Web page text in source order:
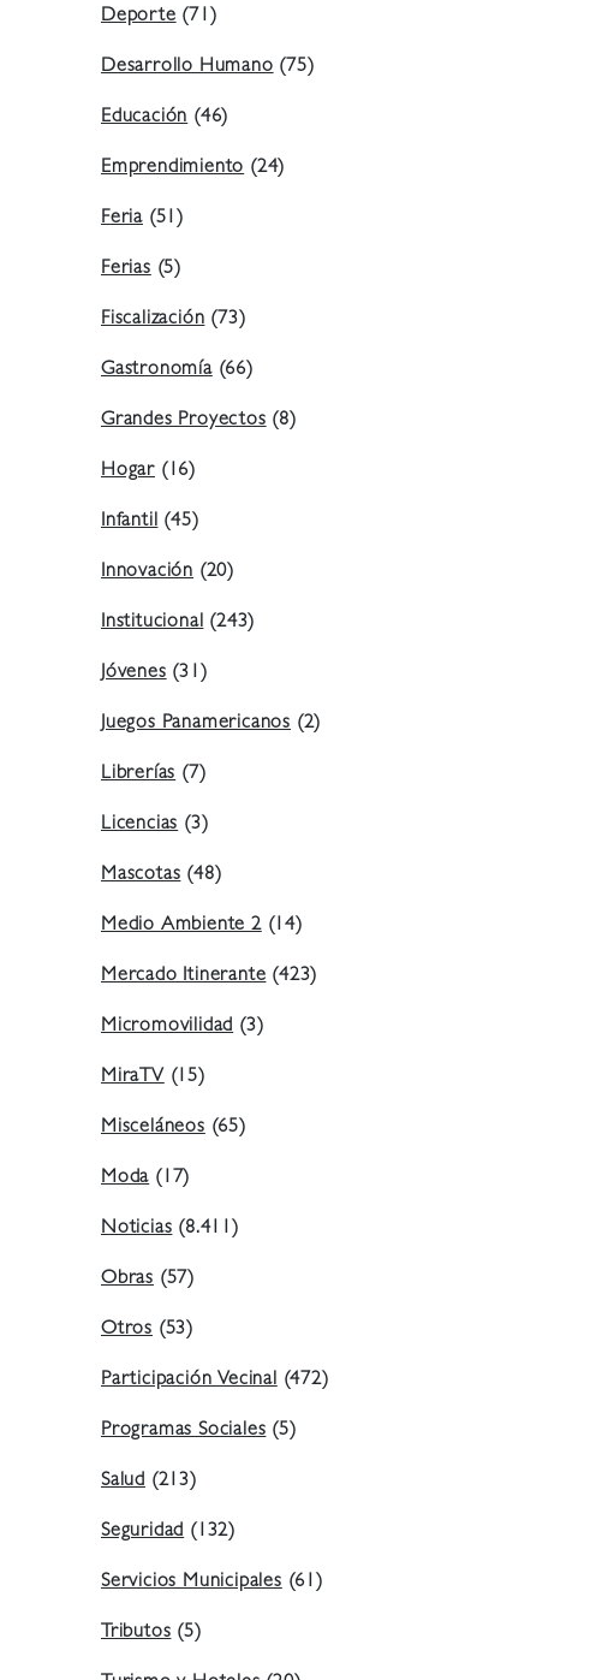
Deporte(71)
Desarrollo Humano(75)
Educación(46)
Emprendimiento(24)
Feria (51)
Ferias(5)
Fiscalización(73)
Gastronomía(66)
Grandes Proyectos(8)
Hogar (16)
Infantil(45)
Innovación (20)
Institucional(243)
Jóvenes(31)
Juegos Panamericanos (2)
Librerías(7)
Licencias(3)
Mascotas(48)
Medio Ambiente 2(14)
Mercado Itinerante(423)
Micromovilidad(3)
MiraTV(15)
Misceláneos(65)
Moda(17)
Noticias(8.411)
Obras (57)
Otros (53)
Participación Vecinal(472)
Programas Sociales(5)
Salud (213)
Seguridad(132)
Servicios Municipales(61)
Tributos(5)